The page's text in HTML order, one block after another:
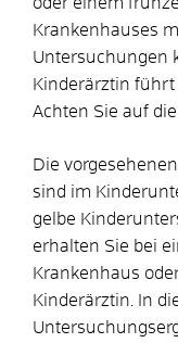
Krankenhauses
Untersuchungen
Kinderärztin führt
Achten Sie auf
Die
sind im
gelbe
erhalten Sie bei
Krankenhaus
Kinderärztin. In